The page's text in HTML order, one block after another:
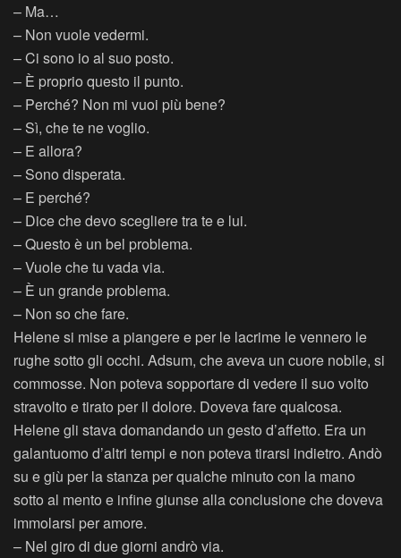
– Ma…
– Non vuole vedermi.
– Ci sono io al suo posto.
– È proprio questo il punto.
– Perché? Non mi vuoi più bene?
– Sì, che te ne voglio.
– E allora?
– Sono disperata.
– E perché?
– Dice che devo scegliere tra te e lui.
– Questo è un bel problema.
– Vuole che tu vada via.
– È un grande problema.
– Non so che fare.
Helene si mise a piangere e per le lacrime le vennero le
rughe sotto gli occhi. Adsum, che aveva un cuore nobile, si
commosse. Non poteva sopportare di vedere il suo volto
stravolto e tirato per il dolore. Doveva fare qualcosa.
Helene gli stava domandando un gesto d’affetto. Era un
galantuomo d’altri tempi e non poteva tirarsi indietro. Andò
su e giù per la stanza per qualche minuto con la mano
sotto al mento e infine giunse alla conclusione che doveva
immolarsi per amore.
– Nel giro di due giorni andrò via.